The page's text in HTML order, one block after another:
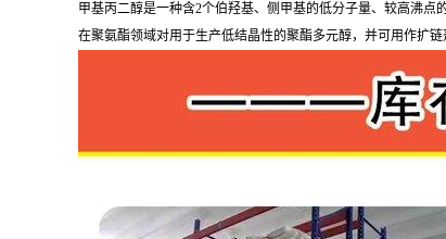
甲基丙二醇是一种含2个伯羟基、侧甲基的低分子量、较高沸
在聚氨酯领域对用于生产低结晶性的聚酯多元醇，并可用作扩